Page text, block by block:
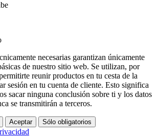
necesarias garantizan únicamente
de nuestro sitio web. Se utilizan, por
reunir productos en tu cesta de la
sesión en tu cuenta de cliente. Esto significa
sacar ninguna conclusión sobre ti y los datos
se transmitirán a terceros.
Aceptar Sólo obligatorios